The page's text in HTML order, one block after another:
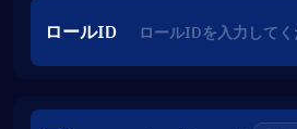
ロールID